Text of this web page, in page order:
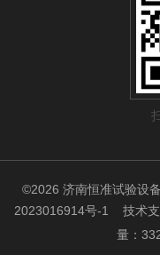
©2026 济南恒准试验
2023016914号-1
技术
量：